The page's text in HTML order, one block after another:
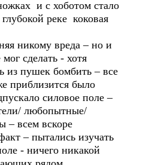
и с хоботом стало
реке коковая
никому вреда – но и
сделать - хотя
из пушек бомбить – все
приблизится было
силовое поле –
любопытные/
– всем вскоре
– пытались изучать
- ничего никакой